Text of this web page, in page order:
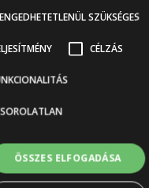
SZÜKSÉGES
CÉLZÁS
ÖSSZES ELFOGADÁSA